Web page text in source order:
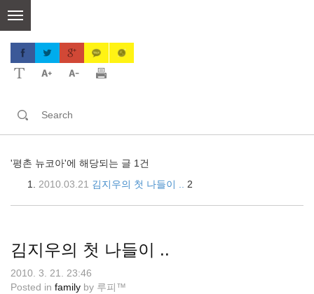
content
'평촌 뉴코아'에 해당되는 글 1건
2010.03.21 김지우의 첫 나들이 .. 2
김지우의 첫 나들이 ..
2010. 3. 21. 23:46
Posted in family by 루피™